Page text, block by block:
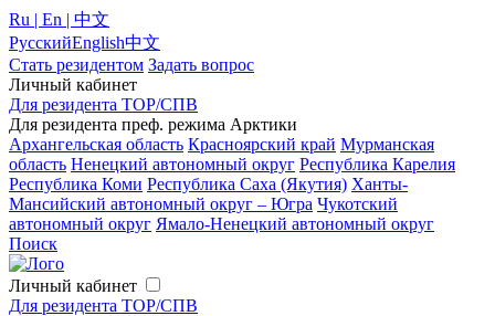
Ru | En | 中文
РусскийEnglish中文
Стать резидентом Задать вопрос
Личный кабинет
Для резидента ТОР/СПВ
Для резидента преф. режима Арктики
Архангельская область Красноярский край Мурманская
область Ненецкий автономный округ Республика Карелия
Республика Коми Республика Саха (Якутия) Ханты-
Мансийский автономный округ – Югра Чукотский
автономный округ Ямало-Ненецкий автономный округ
Поиск
Личный кабинет
Для резидента ТОР/СПВ